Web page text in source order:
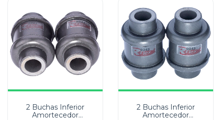
2 Buchas Inferior
Amortecedor
2 Buchas Inferior
Amortecedor